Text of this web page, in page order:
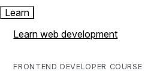
Learn
Learn web development
FRONTEND DEVELOPER COURSE